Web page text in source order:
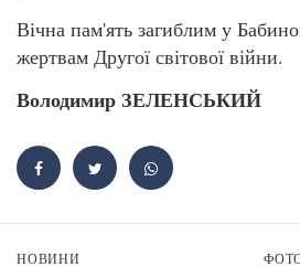
Вічна пам'ять загиблим у
жертвам Другої світової війни.
Володимир ЗЕЛЕНСЬКИЙ
НОВИНИ